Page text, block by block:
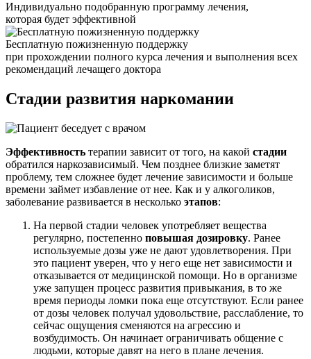
Индивидуально подобранную программу лечения,
которая будет эффективной
Бесплатную пожизненную поддержку
при прохождении полного курса лечения и выполнения всех
рекомендаций лечащего доктора
Стадии развития наркомании
Эффективность терапии зависит от того, на какой стадии
обратился наркозависимый. Чем позднее близкие заметят
проблему, тем сложнее будет лечение зависимости и больше
времени займет избавление от нее. Как и у алкоголиков,
заболевание развивается в несколько этапов:
На первой стадии человек употребляет вещества
регулярно, постепенно повышая дозировку. Ранее
используемые дозы уже не дают удовлетворения. При
это пациент уверен, что у него еще нет зависимости и
отказывается от медицинской помощи. Но в организме
уже запущен процесс развития привыкания, в то же
время периоды ломки пока еще отсутствуют. Если ранее
от дозы человек получал удовольствие, расслабление, то
сейчас ощущения сменяются на агрессию и
возбудимость. Он начинает ограничивать общение с
людьми, которые давят на него в плане лечения.